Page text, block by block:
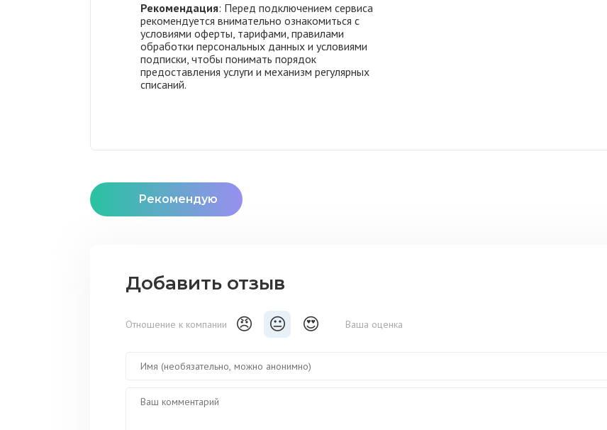
Рекомендация: Перед подключением сервиса
рекомендуется внимательно ознакомиться с
условиями оферты, тарифами, правилами
обработки персональных данных и условиями
подписки, чтобы понимать порядок
предоставления услуги и механизм регулярных
списаний.
Рекомендую
Добавить отзыв
Отношение к компании 😠 😐 😍 Ваша оценка